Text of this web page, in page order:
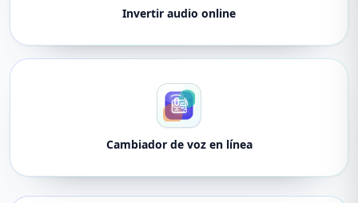
Invertir audio online
Cambiador de voz en línea